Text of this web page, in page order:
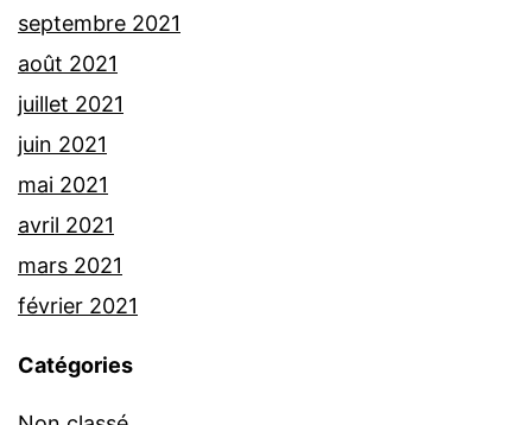
septembre 2021
août 2021
juillet 2021
juin 2021
mai 2021
avril 2021
mars 2021
février 2021
Catégories